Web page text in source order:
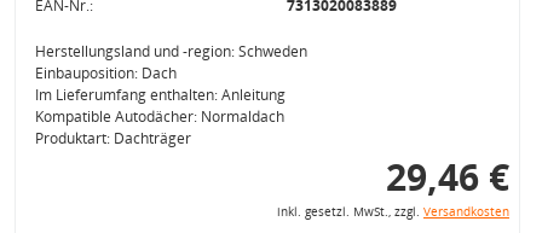
EAN-Nr.:
7313020083889
Herstellungsland und -region: Schweden
Einbauposition: Dach
Im Lieferumfang enthalten: Anleitung
Kompatible Autodächer: Normaldach
Produktart: Dachträger
29,46 €
inkl. gesetzl. MwSt., zzgl. Versandkosten